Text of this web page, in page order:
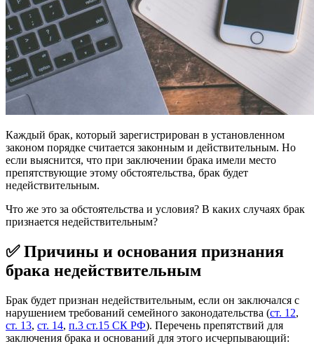
Каждый брак, который зарегистрирован в установленном
законом порядке считается законным и действительным. Но
если выяснится, что при заключении брака имели место
препятствующие этому обстоятельства, брак будет
недействительным.
Что же это за обстоятельства и условия? В каких случаях брак
признается недействительным?
✅ Причины и основания признания
брака недействительным
Брак будет признан недействительным, если он заключался с
нарушением требований семейного законодательства (ст. 12,
ст. 13, ст. 14, п.3 ст.15 СК РФ). Перечень препятствий для
заключения брака и оснований для этого исчерпывающий: